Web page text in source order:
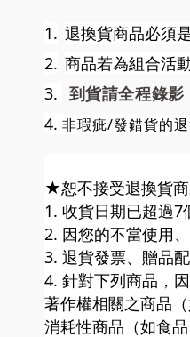
1. 退換貨商品必須
2. 商品若為組合活
3.
到貨請全程錄影
4. 非瑕疵/發錯貨的退
★恕不接受退換貨
1. 收貨日期已超過7
2. 因您的不當使用
3. 退貨發票、贈品
4. 針對下列商品，
著作權相關之商品
消耗性商品（如食